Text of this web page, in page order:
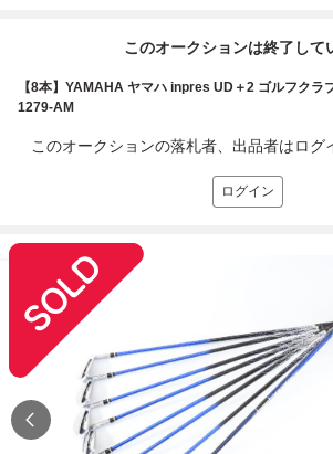
このオークションは終了して
【8本】YAMAHA ヤマハ inpres UD＋2 ゴルフクラ
1279-AM
このオークションの落札者、出品者はログ
ログイン